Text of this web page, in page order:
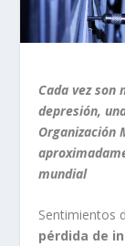
Cada vez son
depresión,
Organización
mundial
Sentimientos
pérdida de